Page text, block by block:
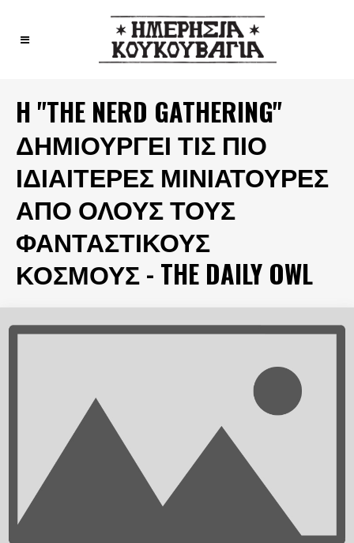
H "THE NERD GATHERING"
ΔΗΜΙΟΥΡΓΕΊ ΤΙΣ ΠΙΟ
ΙΔΙΑΊΤΕΡΕΣ ΜΙΝΙΑΤΟΎΡΕΣ
ΑΠΌ ΌΛΟΥΣ ΤΟΥΣ
ΦΑΝΤΑΣΤΙΚΟΎΣ
ΚΌΣΜΟΥΣ - THE DAILY OWL